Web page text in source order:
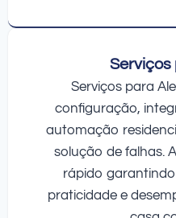
Serviços
Serviços para
configuração,
automação
solução de falhas.
rápido
praticidade e